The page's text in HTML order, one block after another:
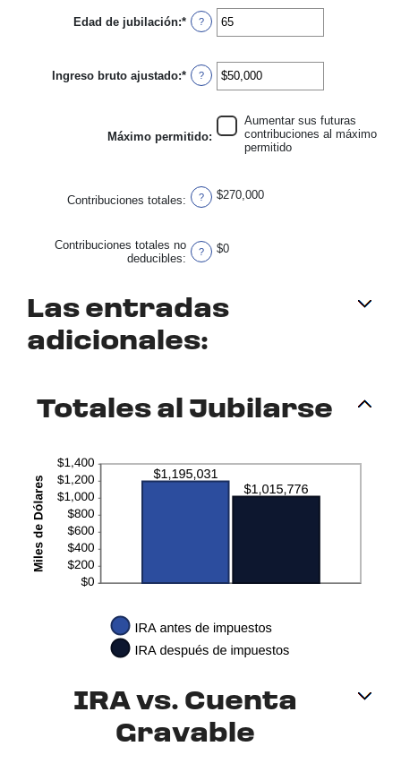
entre
15
Edad de jubilación:* Ingresa
un
entre
15
?
Ingreso bruto ajustado:* Ingresa
un
$0
y
?
Máximo permitido:
Aumentar sus futuras
contribuciones al máximo
permitido
Contribuciones totales: ? $270,000
Contribuciones totales no
deducibles: ? $0
Las entradas
adicionales:
Totales al Jubilarse
IRA vs. Cuenta
Gravable